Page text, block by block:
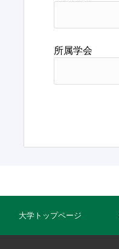
所属学会
大学トップページ